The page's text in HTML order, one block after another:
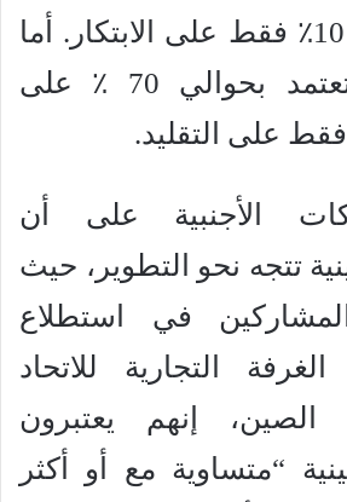
بالفعل، وبنحو 10٪ فقط على الابتكار. أما
الآن ، فهي تعتمد بحوالي 70 ٪ على
الأجنبية على أن
تتجه نحو التطوير، حيث
في استطلاع
التجارية للاتحاد
الصين، إنهم يعتبرون
“متساوية مع أو أكثر